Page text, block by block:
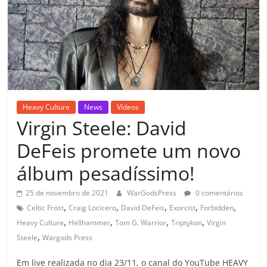
Heavy Culture News Vídeos
Virgin Steele: David
DeFeis promete um novo
álbum pesadíssimo!
25 de novembro de 2021 WarGodsPress
0 comentários
Celtic Frost,Craig Locicero, David DeFeis, Exorcist, Forbidden,
Heavy Culture, Hellhammer,Tom G. Warrior,Triptykon,Virgin
Steele,Wargods Press
Em live realizada no dia 23/11, o canal do YouTube HEAVY